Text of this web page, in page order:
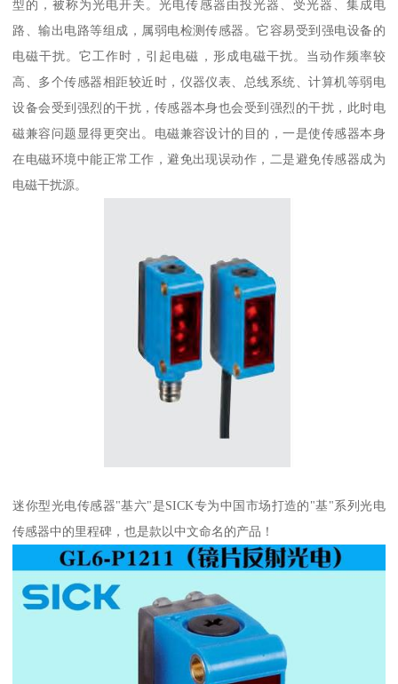
型的，被称为光电开关。光电传感器由投光器、受光器、集成电
路、输出电路等组成，属弱电检测传感器。它容易受到强电设备的
电磁干扰。它工作时，引起电磁，形成电磁干扰。当动作频率较
高、多个传感器相距较近时，仪器仪表、总线系统、计算机等弱电
设备会受到强烈的干扰，传感器本身也会受到强烈的干扰，此时电
磁兼容问题显得更突出。电磁兼容设计的目的，一是使传感器本身
在电磁环境中能正常工作，避免出现误动作，二是避免传感器成为
电磁干扰源。
迷你型光电传感器"基六"是SICK专为中国市场打造的"基"系列光电
传感器中的里程碑，也是款以中文命名的产品！